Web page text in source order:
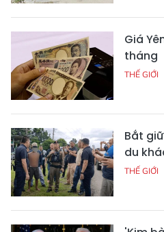
Giá
tháng
THẾ GIỚI
Bắt
du
THẾ GIỚI